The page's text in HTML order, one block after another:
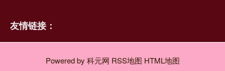
友情链接：
Powered by 科元网 RSS地图 HTML地图